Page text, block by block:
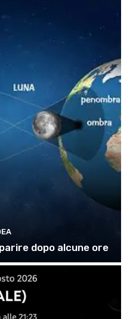
dopo alcune ore